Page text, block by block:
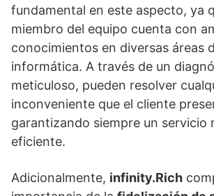
fundamental en este aspecto, ya
miembro del equipo cuenta con
conocimientos en diversas áreas
informática. A través de un
meticuloso, pueden resolver
inconveniente que el cliente
garantizando siempre un servicio
eficiente.
Adicionalmente, infinity.Rich